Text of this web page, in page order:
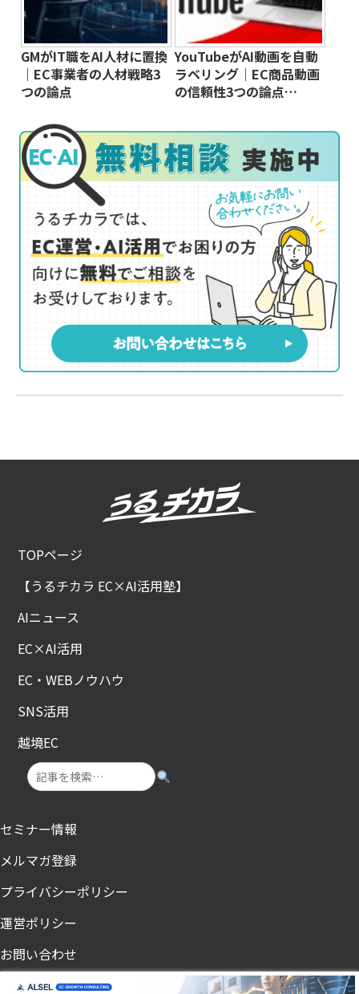
GMがIT職をAI人材に置換
｜EC事業者の人材戦略3
つの論点
YouTubeがAI動画を自動
ラベリング｜EC商品動画
の信頼性3つの論点…
TOPページ
【うるチカラ EC×AI活用塾】
AIニュース
EC×AI活用
EC・WEBノウハウ
SNS活用
越境EC
セミナー情報
メルマガ登録
プライバシーポリシー
運営ポリシー
お問い合わせ
ノンアル・節酒メディア「飲まないチカラ」